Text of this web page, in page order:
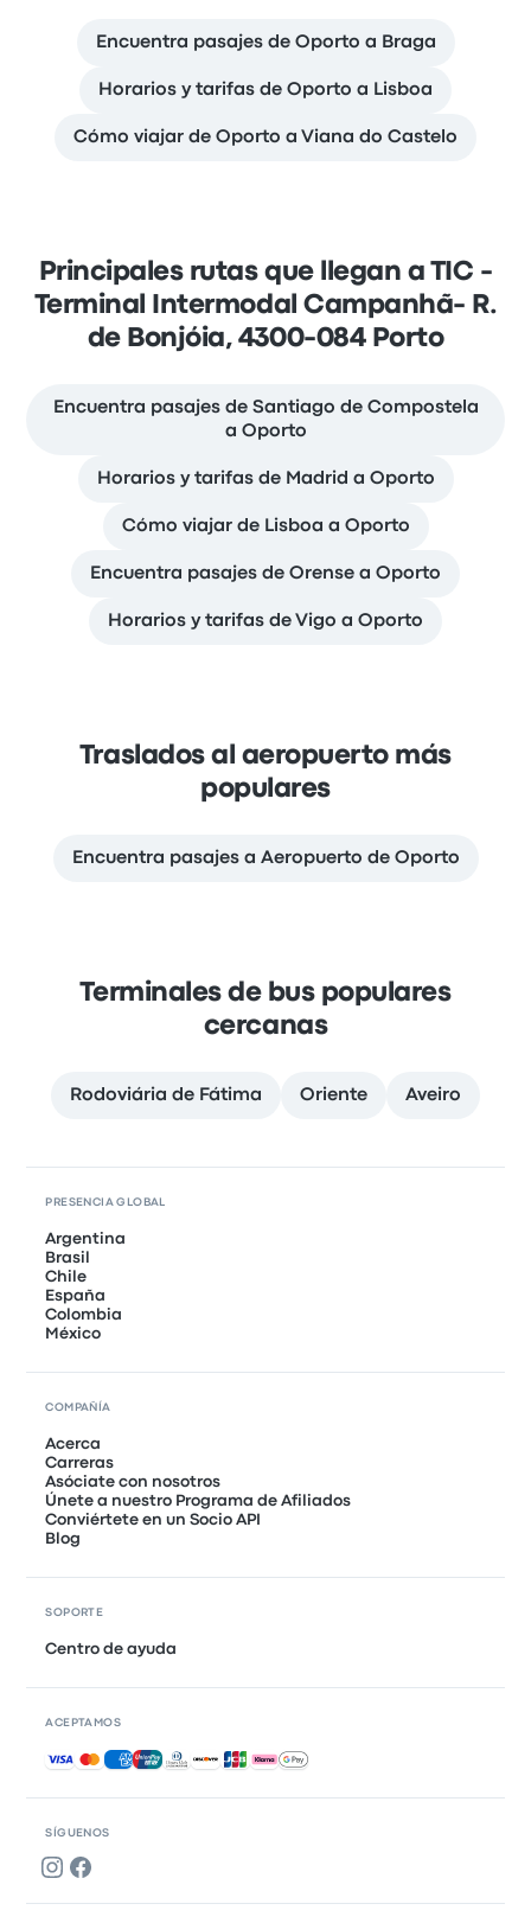
Encuentra pasajes de Oporto a Braga
Horarios y tarifas de Oporto a Lisboa
Cómo viajar de Oporto a Viana do Castelo
Principales rutas que llegan a TIC -
Terminal Intermodal Campanhã- R.
de Bonjóia, 4300-084 Porto
Encuentra pasajes de Santiago de Compostela
a Oporto
Horarios y tarifas de Madrid a Oporto
Cómo viajar de Lisboa a Oporto
Encuentra pasajes de Orense a Oporto
Horarios y tarifas de Vigo a Oporto
Traslados al aeropuerto más
populares
Encuentra pasajes a Aeropuerto de Oporto
Terminales de bus populares
cercanas
Rodoviária de Fátima Oriente Aveiro
SÍGUENOS
PRESENCIA GLOBAL
Argentina
Brasil
Chile
España
Colombia
México
COMPAÑÍA
Acerca
Carreras
Asóciate con nosotros
Únete a nuestro Programa de Afiliados
Conviértete en un Socio API
Blog
SOPORTE
Centro de ayuda
ACEPTAMOS
Pagos aceptados